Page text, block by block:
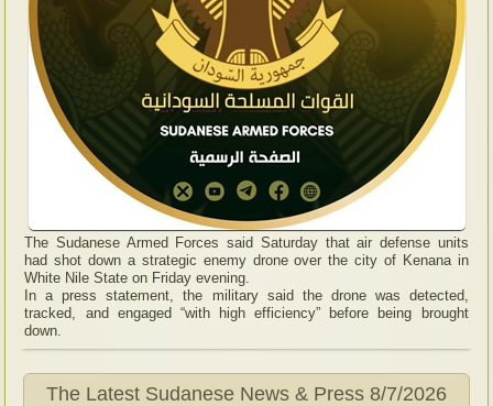
The Sudanese Armed Forces said Saturday that air defense units
had shot down a strategic enemy drone over the city of Kenana in
White Nile State on Friday evening.
In a press statement, the military said the drone was detected,
tracked, and engaged “with high efficiency” before being brought
down.
The Latest Sudanese News & Press 8/7/2026